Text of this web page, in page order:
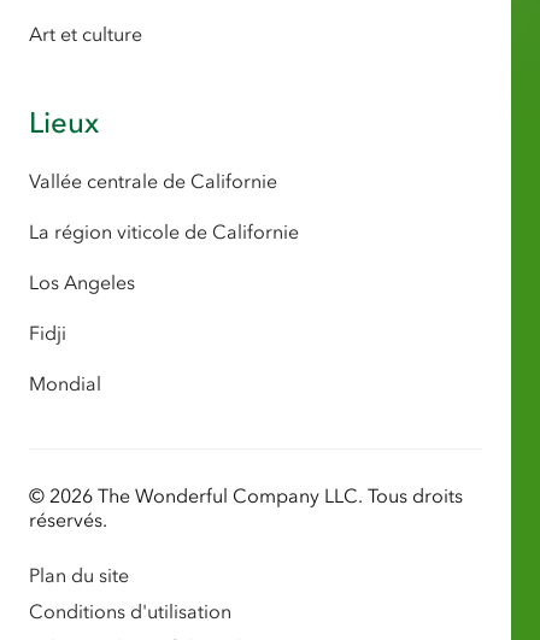
Art et culture
Lieux
Vallée centrale de Californie
La région viticole de Californie
Los Angeles
Fidji
Mondial
© 2026 The Wonderful Company LLC. Tous droits
réservés.
Plan du site
Conditions d'utilisation